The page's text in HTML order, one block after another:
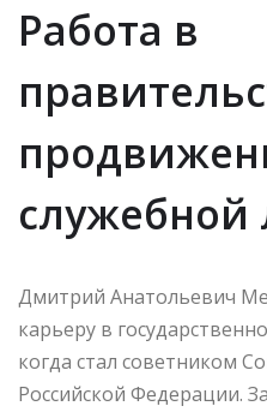
Работа в
служебной
Дмитрий Анатольевич
карьеру в
когда стал советником
Российской Федерации.